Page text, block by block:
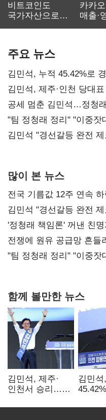
비트코인도
국가자산으로…'
카카
매출·
주요 뉴스
김민석, 누적 45.42%로
0.86%p(2보)
김민석, 제주·인천 당대
공세 멈춘 김민석…정청
"팀 정청래 정리" "이중
다툼 격화
김민석 "경선갈등 완전
많이 본 뉴스
전국 기름값 12주 연속
김민석 "경선갈등 완전
사과부터"
'정청래 책임론' 꺼낸 친
때리기
전쟁에 원유 공급망 흔
핵심으로 재부상
"팀 정청래 정리" "이중
함께 볼만한 뉴스
김민석, 제주·
인천서 승리…
탈환'(종합)
김민석
격차